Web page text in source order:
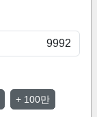
+ 100만